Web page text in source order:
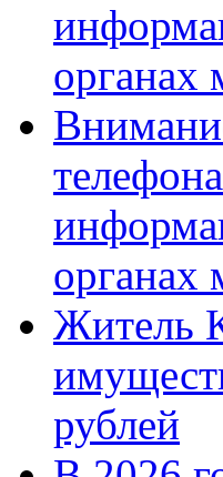
органах
органах
Житель
рублей